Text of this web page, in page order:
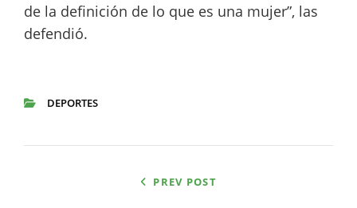
de la definición de lo que es una mujer”, las
defendió.
DEPORTES
PREV POST